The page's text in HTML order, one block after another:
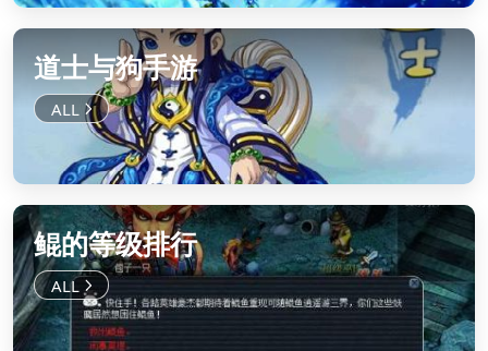
道士与狗手游
鲲的等级排行